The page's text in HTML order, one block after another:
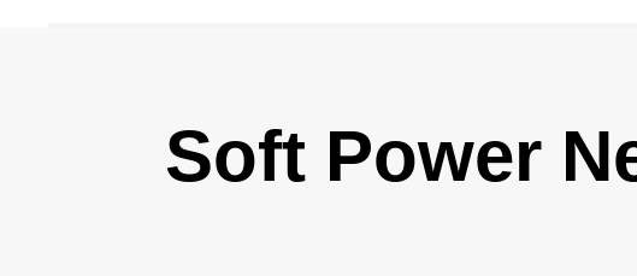
Soft Power